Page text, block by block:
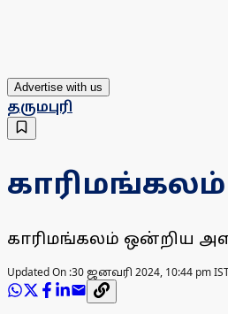
Advertise with us
தருமபுரி
காரிமங்கலம் ஒன்றிய
Updated On :30 ஜனவரி 2024, 10:44 pm